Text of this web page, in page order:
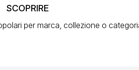
SCOPRIRE
per marca, collezione o